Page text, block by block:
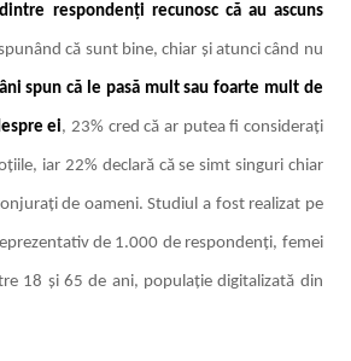
respondenți recunosc că au ascuns
că sunt bine, chiar și atunci când nu
spun că le pasă mult sau foarte mult de
ei, 23% cred că ar putea fi considerați
iar 22% declară că se simt singuri chiar
de oameni. Studiul a fost realizat pe
de 1.000 de respondenți, femei
18 și 65 de ani, populație digitalizată din